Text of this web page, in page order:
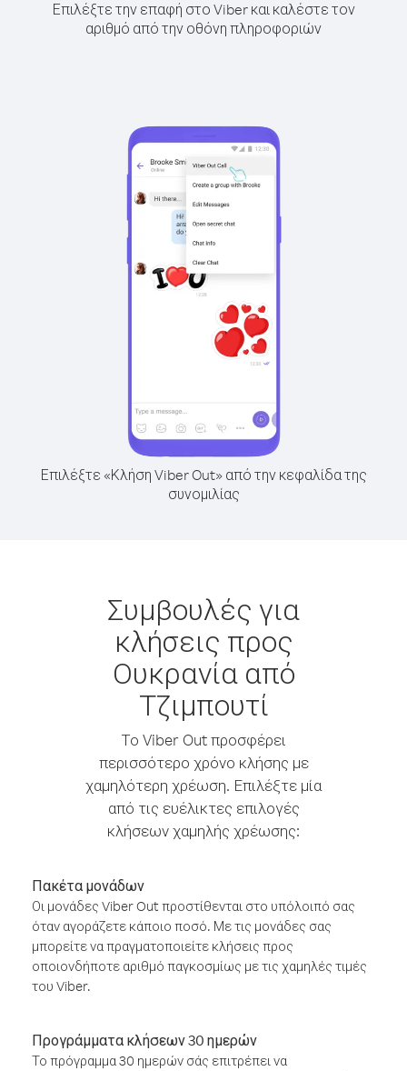
Επιλέξτε την επαφή στο Viber και καλέστε τον
αριθμό από την οθόνη πληροφοριών
Επιλέξτε «Κλήση Viber Out» από την κεφαλίδα της
συνομιλίας
Συμβουλές για
κλήσεις προς
Ουκρανία από
Τζιμπουτί
Το Viber Out προσφέρει
περισσότερο χρόνο κλήσης με
χαμηλότερη χρέωση. Επιλέξτε μία
από τις ευέλικτες επιλογές
κλήσεων χαμηλής χρέωσης:
Πακέτα μονάδων
Οι μονάδες Viber Out προστίθενται στο υπόλοιπό σας
όταν αγοράζετε κάποιο ποσό. Με τις μονάδες σας
μπορείτε να πραγματοποιείτε κλήσεις προς
οποιονδήποτε αριθμό παγκοσμίως με τις χαμηλές τιμές
του Viber.
Προγράμματα κλήσεων 30 ημερών
Το πρόγραμμα 30 ημερών σάς επιτρέπει να